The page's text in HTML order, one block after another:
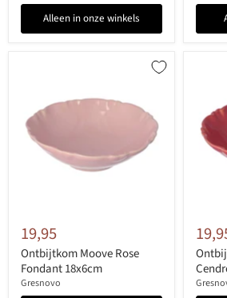
Alleen in onze winkels
19,95
Ontbijtkom Moove Rose
Fondant 18x6cm
Gresnovo